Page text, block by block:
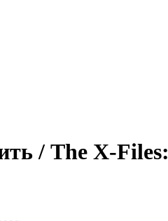
/ The X-Files: